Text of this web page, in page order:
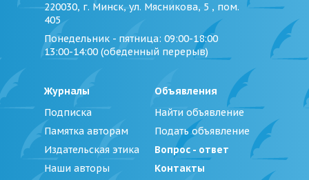
220030, г. Минск, ул. Мясникова, 5 , пом.
405
Понедельник - пятница: 09:00-18:00
13:00-14:00 (обеденный перерыв)
Журналы
Подписка
Памятка авторам
Издательская этика
Наши авторы
Объявления
Найти объявление
Подать объявление
Вопрос - ответ
Контакты